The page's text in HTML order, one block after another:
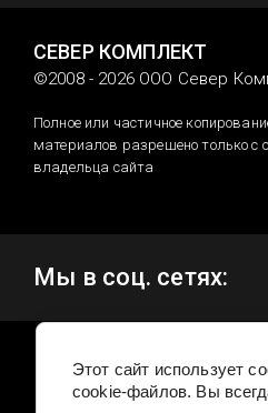
СЕВЕР КОМПЛЕКТ
©2008 - 2026 ООО Север
Полное или частичное
материалов разрешено только с
владельца сайта
Мы в соц. сетях:
Этот сайт использует
cookie-файлов. Вы